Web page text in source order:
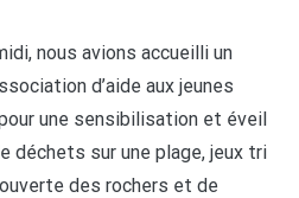
nous avions accueilli un
d’aide aux jeunes
une sensibilisation et éveil
déchets sur une plage, jeux tri
des rochers et de